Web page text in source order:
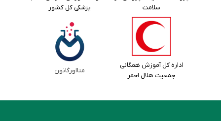
سلامت
پزشکی کل کشور
اداره کل آموزش همگانی
جمعیت هلال احمر
متااورگانون